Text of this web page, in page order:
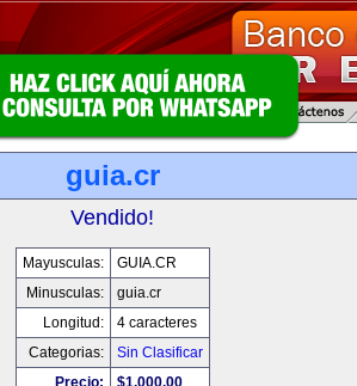
guia.cr
Vendido!
Mayusculas:
GUIA.CR
Minusculas:
guia.cr
Longitud:
4 caracteres
Categorias:
Sin Clasificar
Precio:
$1,000.00